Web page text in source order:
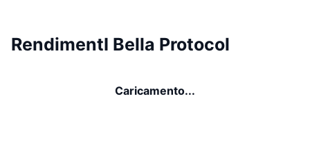
RendimentI Bella Protocol
Caricamento...